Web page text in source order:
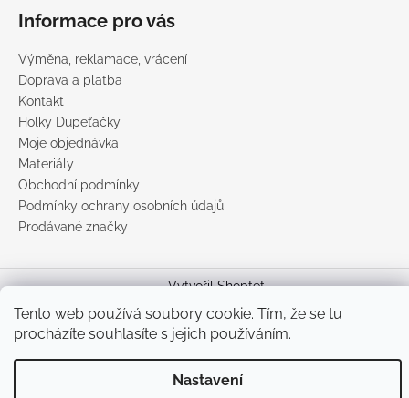
Tento web používá soubory cookie. Tím, že se tu
procházíte souhlasíte s jejich používáním.
Nastavení
Informace pro vás
Výměna, reklamace, vrácení
Doprava a platba
Kontakt
Holky Dupeťačky
Moje objednávka
Materiály
Obchodní podmínky
Podmínky ochrany osobních údajů
Prodávané značky
Vytvořil Shoptet
Copyright 2026DUPETO. Všechna práva vyhrazena.Upravit
nastavení cookies